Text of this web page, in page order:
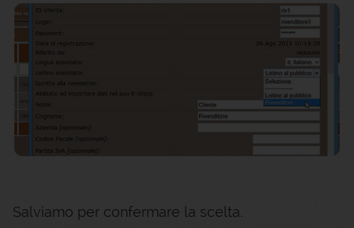
Salviamo per confermare la scelta.